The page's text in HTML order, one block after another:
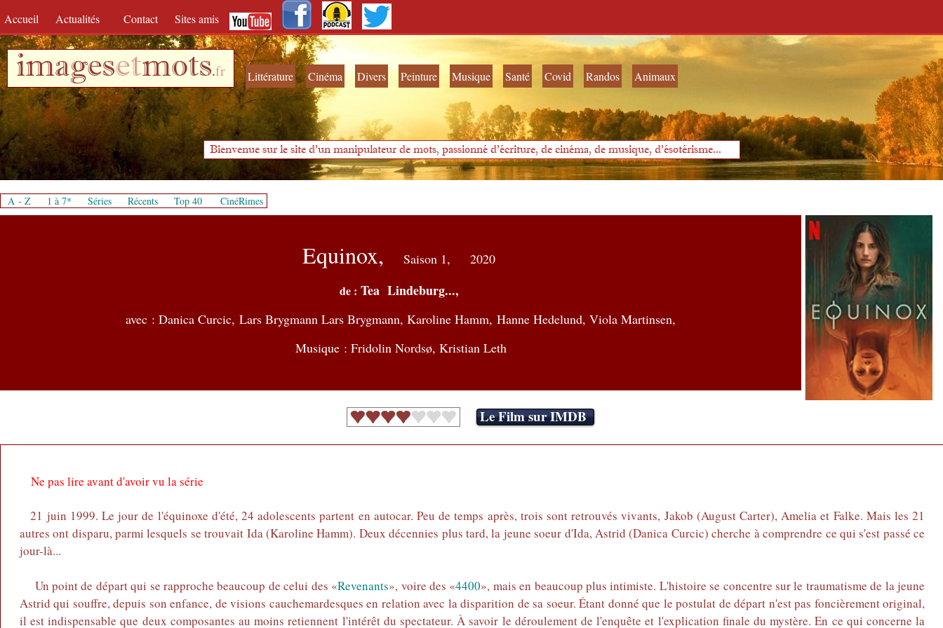
Accueil Actualités Contact Sites amis
imagesetmots.fr Littérature Cinéma Divers Peinture Musique Santé Covid Randos Animaux
Bienvenue sur le site d'un manipulateur de mots, passionné d'écriture, de cinéma, de musique, d'ésotérisme...
A - Z 1 à 7* Séries Récents Top 40 CinéRimes
Equinox, Saison 1, 2020
de : Tea Lindeburg...,
avec : Danica Curcic, Lars Brygmann Lars Brygmann, Karoline Hamm, Hanne Hedelund, Viola Martinsen,
Musique : Fridolin Nordsø, Kristian Leth
Le Film sur IMDB
Ne pas lire avant d'avoir vu la série
21 juin 1999. Le jour de l'équinoxe d'été, 24 adolescents partent en autocar. Peu de temps après, trois sont retrouvés vivants, Jakob (August Carter), Amelia et Falke. Mais les 21
autres ont disparu, parmi lesquels se trouvait Ida (Karoline Hamm). Deux décennies plus tard, la jeune soeur d'Ida, Astrid (Danica Curcic) cherche à comprendre ce qui s'est passé ce
jour-là...
Un point de départ qui se rapproche beaucoup de celui des «Revenants», voire des «4400», mais en beaucoup plus intimiste. L'histoire se concentre sur le traumatisme de la jeune
Astrid qui souffre, depuis son enfance, de visions cauchemardesques en relation avec la disparition de sa soeur. Étant donné que le postulat de départ n'est pas foncièrement original,
il est indispensable que deux composantes au moins retiennent l'intérêt du spectateur. À savoir le déroulement de l'enquête et l'explication finale du mystère. En ce qui concerne la